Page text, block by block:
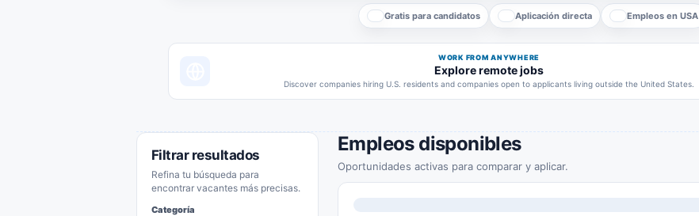
Gratis para candidatos Aplicación directa Empleos en USA
WORK FROM ANYWHERE
Explore remote jobs
Discover companies hiring U.S. residents and companies open to applicants living outside the United States.
Filtrar resultados
Refina tu búsqueda para
encontrar vacantes más precisas.
Categoría
Empleos disponibles
Oportunidades activas para comparar y aplicar.